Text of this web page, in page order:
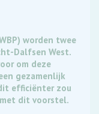
worden twee
Dalfsen West.
om deze
gezamenlijk
efficiënter zou
dit voorstel.